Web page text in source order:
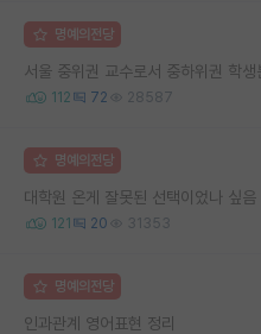
명예의전당
112 72 28587
명예의전당
대학원 온게 잘못된 선택이었나 싶음
121 20 31353
명예의전당
인과관계 영어표현 정리